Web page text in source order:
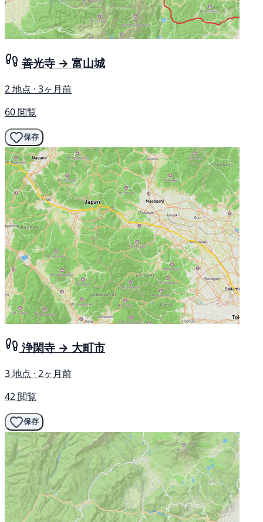
善光寺 → 富山城
2 地点 · 3ヶ月前
60 閲覧
保存
浄閑寺 → 大町市
3 地点 · 2ヶ月前
42 閲覧
保存